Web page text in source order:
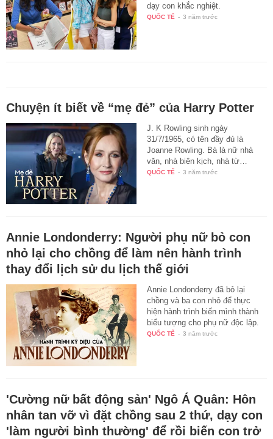
dạy con khắc nghiệt.
QUỐC TẾ - 3 năm trước
Chuyện ít biết về “mẹ đẻ” của Harry Potter
J. K Rowling sinh ngày
31/7/1965, có tên đầy đủ là
Joanne Rowling. Bà là nữ nhà
văn, nhà biên kịch, nhà từ…
QUỐC TẾ - 3 năm trước
Annie Londonderry: Người phụ nữ bỏ con
nhỏ lại cho chồng để làm nên hành trình
thay đổi lịch sử du lịch thế giới
Annie Londonderry đã bỏ lại
chồng và ba con nhỏ để thực
hiện hành trình biến mình thành
biểu tượng cho phụ nữ độc lập.
QUỐC TẾ - 3 năm trước
'Cường nữ bất động sản' Ngô Á Quân: Hôn
nhân tan vỡ vì đặt chồng sau 2 thứ, dạy con
'làm người bình thường' để rồi biến con trở